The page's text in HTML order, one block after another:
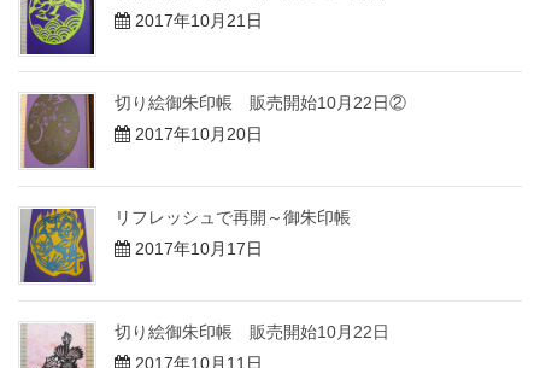
2017年10月21日
切り絵御朱印帳 販売開始10月22日②
2017年10月20日
リフレッシュで再開～御朱印帳
2017年10月17日
切り絵御朱印帳 販売開始10月22日
2017年10月11日